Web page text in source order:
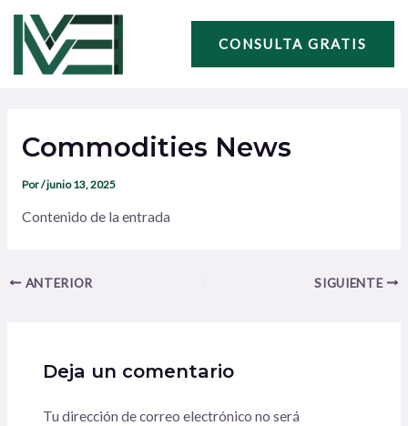
contenido
CONSULTA GRATIS
Commodities News
Por/junio 13, 2025
Contenido de la entrada
entradas
ANTERIOR SIGUIENTE
Deja un comentario
Tu dirección de correo electrónico no será